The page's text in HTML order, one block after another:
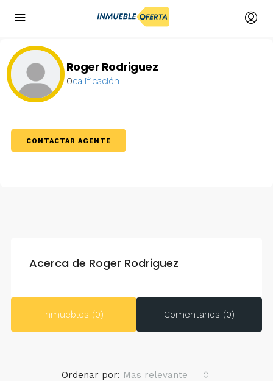
Roger Rodriguez
0calificación
CONTACTAR AGENTE
Acerca de Roger Rodriguez
Inmuebles (0) Comentarios (0)
Ordenar por: Mas relevante